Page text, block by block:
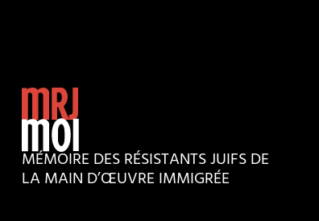
MÉMOIRE DES RÉSISTANTS JUIFS DE
LA MAIN D’ŒUVRE IMMIGRÉE